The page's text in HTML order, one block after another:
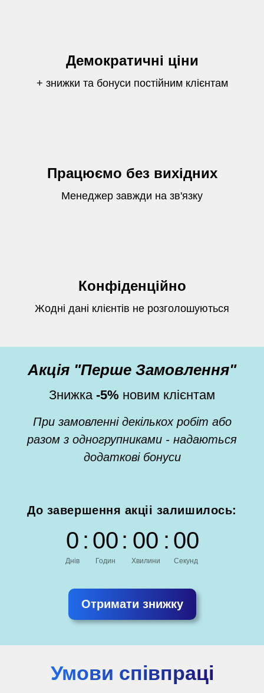
Демократичні ціни
+ знижки та бонуси постійним клієнтам
Працюємо без вихідних
Менеджер завжди на зв'язку
Конфіденційно
Жодні дані клієнтів не розголошуються
Акція "Перше Замовлення"
Знижка -5% новим клієнтам
При замовленні декількох робіт або
разом з одногрупниками - надаються
додаткові бонуси
До завершення акціі залишилось:
0
Днів
: 00
Годин
: 00
Хвилини
: 00
Секунд
Отримати знижку
Умови співпраці